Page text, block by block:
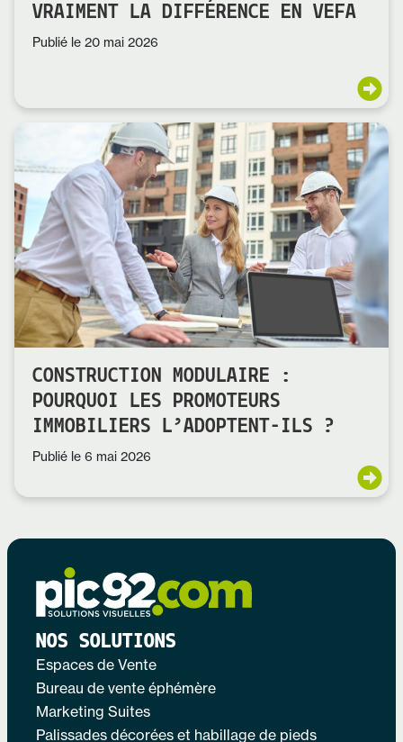
VRAIMENT LA DIFFÉRENCE EN VEFA
Publié le 20 mai 2026
CONSTRUCTION MODULAIRE :
POURQUOI LES PROMOTEURS
IMMOBILIERS L’ADOPTENT-ILS ?
Publié le 6 mai 2026
NOS SOLUTIONS
Espaces de Vente
Bureau de vente éphémère
Marketing Suites
Palissades décorées et habillage de pieds